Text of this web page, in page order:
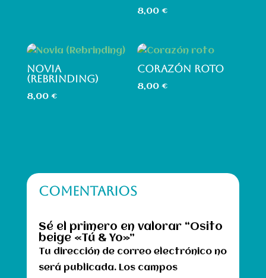
8,00€
NOVIA
(REBRINDING)
8,00 €
CORAZÓN ROTO
8,00€
COMENTARIOS
Sé el primero en valorar “Osito
beige «Tú & Yo»”
Tu dirección de correo electrónico no
será publicada. Los campos